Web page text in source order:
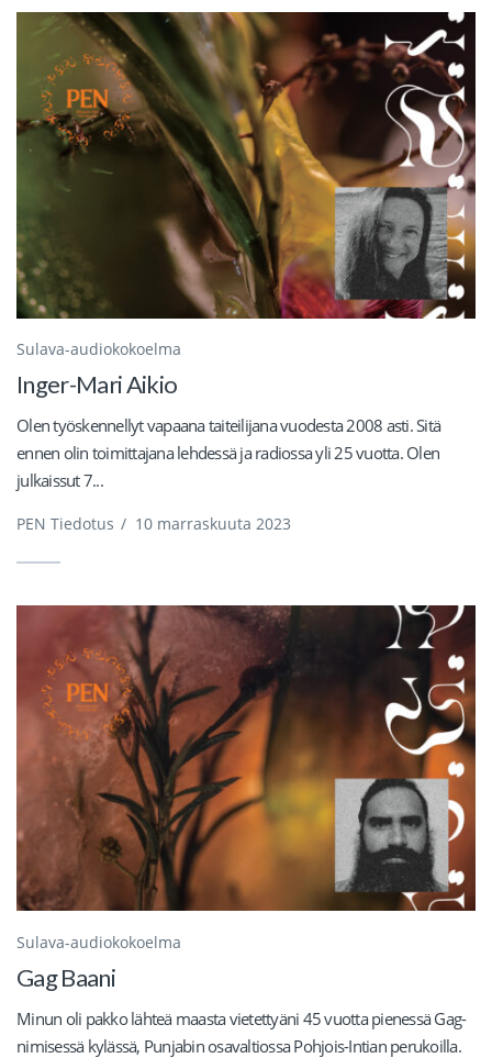
Sulava-audiokokoelma
Inger-Mari Aikio
Olen työskennellyt vapaana taiteilijana vuodesta 2008 asti. Sitä
ennen olin toimittajana lehdessä ja radiossa yli 25 vuotta. Olen
julkaissut 7...
PEN Tiedotus / 10 marraskuuta 2023
Sulava-audiokokoelma
Gag Baani
Minun oli pakko lähteä maasta vietettyäni 45 vuotta pienessä Gag-
nimisessä kylässä, Punjabin osavaltiossa Pohjois-Intian perukoilla.